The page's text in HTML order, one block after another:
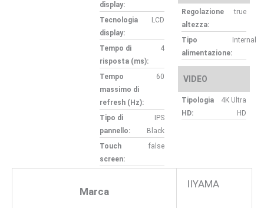
display:
Tecnologia
display:
LCD
Tempo di
risposta (ms):
4
Tempo
massimo di
refresh (Hz):
60
Tipo di
pannello:
IPS
Black
Touch
screen:
false
Regolazione
altezza:
true
Tipo
alimentazione:
Internal
VIDEO
Tipologia
HD:
4K Ultra
HD
Marca
IIYAMA